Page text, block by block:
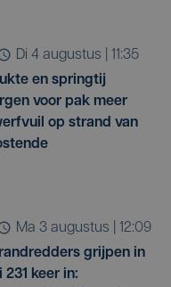
di 4 augustus | 11:35
en springtij
voor pak meer
op strand van
ma 3 augustus | 12:09
grijpen in
231 keer in: